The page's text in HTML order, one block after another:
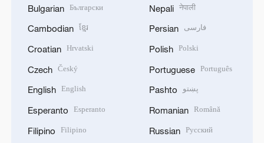
Bulgarian Български
Cambodian ខ្មែរ
Croatian Hrvatski
Czech Český
English English
Esperanto Esperanto
Filipino Filipino
Nepali नेपाली
Persian فارسی
Polish Polski
Portuguese Português
Pashto پښتو
Romanian Română
Russian Русский